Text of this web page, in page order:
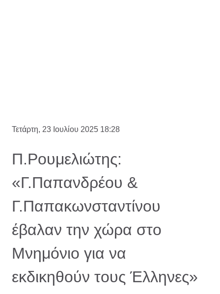
Τετάρτη, 23 Ιουλίου 2025 18:28
Π.Ρουμελιώτης:
«Γ.Παπανδρέου &
Γ.Παπακωνσταντίνου
έβαλαν την χώρα στο
Μνημόνιο για να
εκδικηθούν τους Έλληνες»